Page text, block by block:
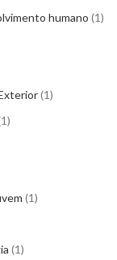
humano 1
1
1
1
1